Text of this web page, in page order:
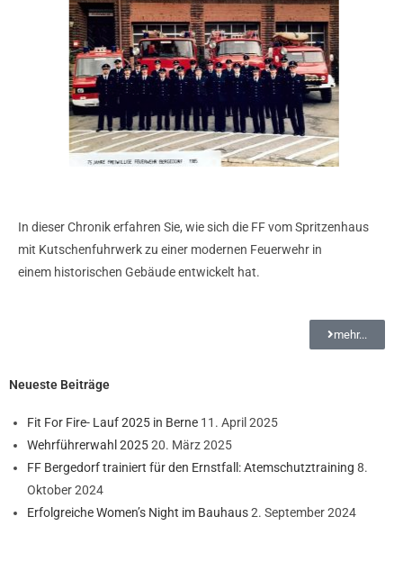
In dieser Chronik erfahren Sie, wie sich die FF vom Spritzenhaus
mit Kutschenfuhrwerk zu einer modernen Feuerwehr in
einem historischen Gebäude entwickelt hat.
mehr...
Neueste Beiträge
Fit For Fire- Lauf 2025 in Berne 11. April 2025
Wehrführerwahl 202520. März 2025
FF Bergedorf trainiert für den Ernstfall: Atemschutztraining 8.
Oktober 2024
Erfolgreiche Women’s Night im Bauhaus2. September 2024